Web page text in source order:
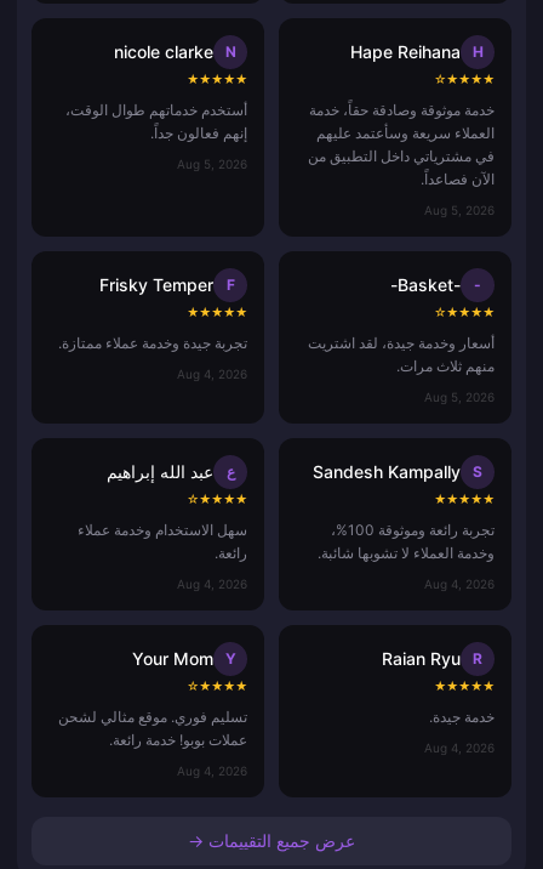
H
Hape Reihana
★
★
★
★
☆
خدمة موثوقة وصادقة حقاً، خدمة
العملاء سريعة وسأعتمد عليهم
في مشترياتي داخل التطبيق من
الآن فصاعداً.
Aug 5, 2026
N
nicole clarke
★
★
★
★
★
أستخدم خدماتهم طوال الوقت،
إنهم فعالون جداً.
Aug 5, 2026
-
-Basket-
★
★
★
★
☆
أسعار وخدمة جيدة، لقد اشتريت
منهم ثلاث مرات.
Aug 5, 2026
F
Frisky Temper
★
★
★
★
★
تجربة جيدة وخدمة عملاء ممتازة.
Aug 4, 2026
S
Sandesh Kampally
★
★
★
★
★
تجربة رائعة وموثوقة 100%،
وخدمة العملاء لا تشوبها شائبة.
Aug 4, 2026
ع عبد الله إبراهيم
★
★
★
★
☆
سهل الاستخدام وخدمة عملاء
رائعة.
Aug 4, 2026
R
Raian Ryu
★
★
★
★
★
خدمة جيدة.
Aug 4, 2026
Y
Your Mom
★
★
★
★
☆
تسليم فوري. موقع مثالي لشحن
عملات بوبو! خدمة رائعة.
Aug 4, 2026
عرض جميع التقييمات →